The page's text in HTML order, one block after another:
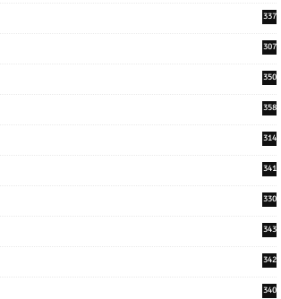
337
307
350
358
314
341
330
343
342
340